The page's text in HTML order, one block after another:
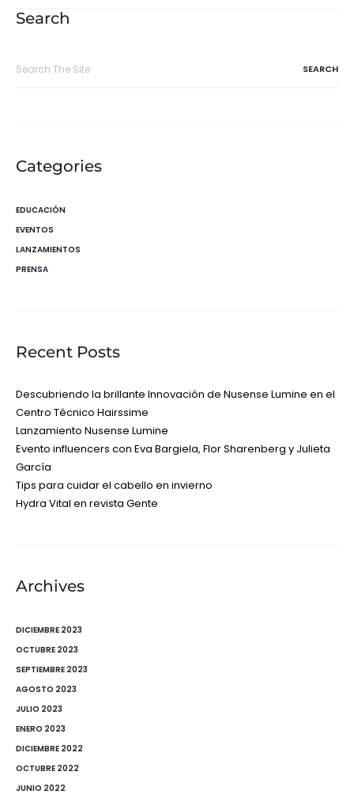
entradas
Search
Categories
EDUCACIÓN
EVENTOS
LANZAMIENTOS
PRENSA
Recent Posts
Descubriendo la brillante Innovación de Nusense Lumine en el
Centro Técnico Hairssime
Lanzamiento Nusense Lumine
Evento influencers con Eva Bargiela, Flor Sharenberg y Julieta
García
Tips para cuidar el cabello en invierno
Hydra Vital en revista Gente
Archives
DICIEMBRE 2023
OCTUBRE 2023
SEPTIEMBRE 2023
AGOSTO 2023
JULIO 2023
ENERO 2023
DICIEMBRE 2022
OCTUBRE 2022
JUNIO 2022